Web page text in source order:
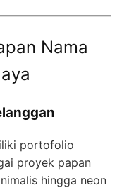
Nama
portofolio
proyek papan
hingga neon